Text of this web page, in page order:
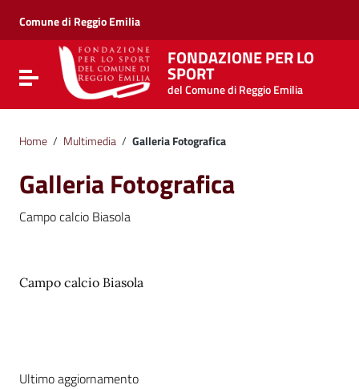
Vai al menu di navigazione
Vai al footer
Comune di Reggio Emilia
Attiva / disattiva la navigazione
FONDAZIONE PER LO
SPORT
del Comune di Reggio Emilia
Home / Multimedia / Galleria Fotografica
Galleria Fotografica
Campo calcio Biasola
Campo calcio Biasola
Ultimo aggiornamento